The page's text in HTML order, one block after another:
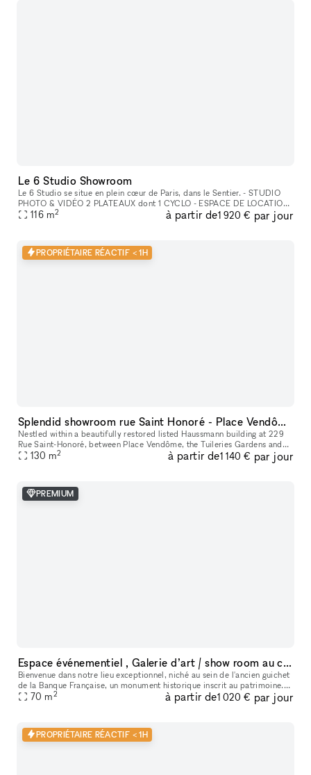
Le 6 Studio Showroom
Le 6 Studio se situe en plein cœur de Paris, dans le Sentier. - STUDIO
PHOTO & VIDÉO 2 PLATEAUX dont 1 CYCLO - ESPACE DE LOCATION
POUR SHOWROOMS / EXPOSITIONS / CASTINGS
116 m2 à partir de1 920 € par jour
PROPRIÉTAIRE RÉACTIF < 1H
Splendid showroom rue Saint Honoré - Place Vendôme, in the heart of Paris fashion & culture district.
Nestled within a beautifully restored listed Haussmann building at 229
Rue Saint-Honoré, between Place Vendôme, the Tuileries Gardens and
the Louvre, 229LAB offers one of Paris' most prestigious addr
130 m2 à partir de1 140 € par jour
PREMIUM
Espace événementiel , Galerie d’art / show room au cœur de Paris
Bienvenue dans notre lieu exceptionnel, niché au sein de l'ancien guichet
de la Banque Française, un monument historique inscrit au patrimoine.
Cet espace polyvalent offre une variété d'options pour
70 m2 à partir de1 020 € par jour
PROPRIÉTAIRE RÉACTIF < 1H